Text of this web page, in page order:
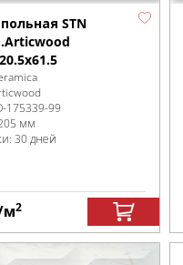
STN
175339-99
мм
30 дней
м2